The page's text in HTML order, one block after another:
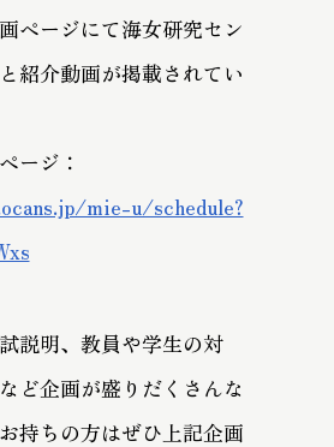
ページにて海女研究セン
紹介動画が掲載されてい
ージ：
mie-u/schedule?
説明、教員や学生の対
ど企画が盛りだくさんな
持ちの方はぜひ上記企画